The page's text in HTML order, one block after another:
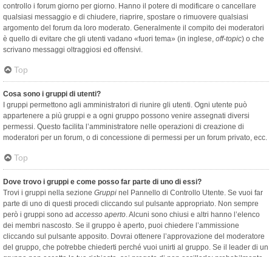
controllo i forum giorno per giorno. Hanno il potere di modificare o cancellare
qualsiasi messaggio e di chiudere, riaprire, spostare o rimuovere qualsiasi
argomento del forum da loro moderato. Generalmente il compito dei moderatori
è quello di evitare che gli utenti vadano «fuori tema» (in inglese, off-topic) o che
scrivano messaggi oltraggiosi ed offensivi.
Top
Cosa sono i gruppi di utenti?
I gruppi permettono agli amministratori di riunire gli utenti. Ogni utente può
appartenere a più gruppi e a ogni gruppo possono venire assegnati diversi
permessi. Questo facilita l’amministratore nelle operazioni di creazione di
moderatori per un forum, o di concessione di permessi per un forum privato, ecc.
Top
Dove trovo i gruppi e come posso far parte di uno di essi?
Trovi i gruppi nella sezione Gruppi nel Pannello di Controllo Utente. Se vuoi far
parte di uno di questi procedi cliccando sul pulsante appropriato. Non sempre
però i gruppi sono ad accesso aperto. Alcuni sono chiusi e altri hanno l’elenco
dei membri nascosto. Se il gruppo è aperto, puoi chiedere l’ammissione
cliccando sul pulsante apposito. Dovrai ottenere l’approvazione del moderatore
del gruppo, che potrebbe chiederti perché vuoi unirti al gruppo. Se il leader di un